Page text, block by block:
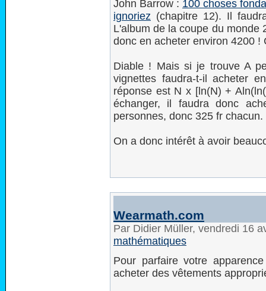
John Barrow : 100 choses
ignoriez (chapitre 12). Il
L'album de la coupe du monde
donc en acheter environ 4200 !
Diable ! Mais si je trouve A
vignettes faudra-t-il acheter
réponse est N x [ln(N) +
échanger, il faudra donc
personnes, donc 325 fr chacun.
On a donc intérêt à avoir
Wearmath.com
Par Didier Müller, vendredi 16
mathématiques
Pour parfaire votre
acheter des vêtements